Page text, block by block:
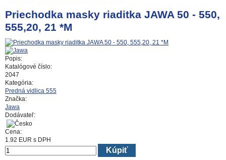
Priechodka masky riaditka JAWA 50 - 550,
555,20, 21 *M
Popis:
Katalógové číslo:
2047
Kategória:
Predná vidlica 555
Značka:
Jawa
Dodávateľ:
Cena:
1.92 EUR s DPH
Kúpiť